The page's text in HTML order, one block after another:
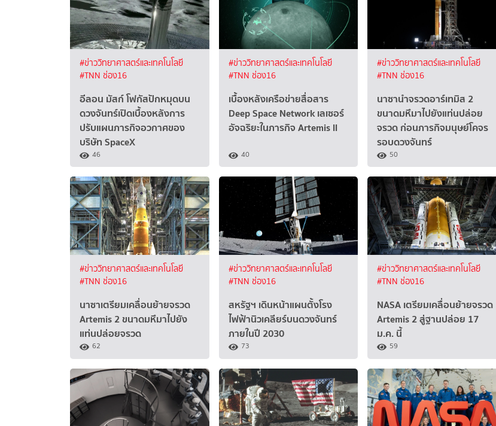
#ข่าววิทยาศาสตร์และเทคโนโลยี
#TNN ช่อง16
อีลอน มัสก์ โฟกัสปักหมุดบน
ดวงจันทร์เปิดเบื้องหลังการ
ปรับแผนภารกิจอวกาศของ
บริษัท SpaceX
46
#ข่าววิทยาศาสตร์และเทคโนโลยี
#TNN ช่อง16
เบื้องหลังเครือข่ายสื่อสาร
Deep Space Network เลเซอร์
อัจฉริยะในภารกิจ Artemis ll
40
#ข่าววิทยาศาสตร์และเทคโนโลยี
#TNN ช่อง16
นาซานำจรวดอาร์เทมิส 2
ขนาดมหึมาไปยังแท่นปล่อย
จรวด ก่อนภารกิจมนุษย์โคจร
รอบดวงจันทร์
50
#ข่าววิทยาศาสตร์และเทคโนโลยี
#TNN ช่อง16
นาซาเตรียมเคลื่อนย้ายจรวด
Artemis 2 ขนาดมหึมาไปยัง
แท่นปล่อยจรวด
62
#ข่าววิทยาศาสตร์และเทคโนโลยี
#TNN ช่อง16
สหรัฐฯ เดินหน้าแผนตั้งโรง
ไฟฟ้านิวเคลียร์บนดวงจันทร์
ภายในปี 2030
73
#ข่าววิทยาศาสตร์และเทคโนโลยี
#TNN ช่อง16
NASA เตรียมเคลื่อนย้ายจรวด
Artemis 2 สู่ฐานปล่อย 17
ม.ค. นี้
59